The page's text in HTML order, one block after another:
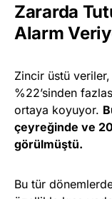
Zararda
Alarm
Zincir üstü veriler,
%22’sinden
ortaya koyuyor.
çeyreğinde ve
görülmüştü.
Bu tür dönemlerde